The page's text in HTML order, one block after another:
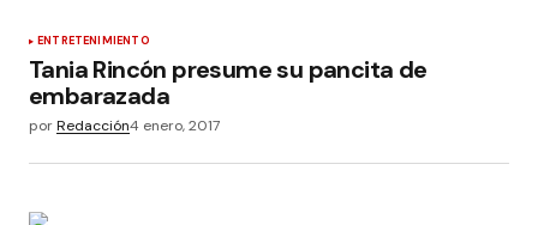
ENTRETENIMIENTO
Tania Rincón presume su pancita de
embarazada
porRedacción4 enero, 2017